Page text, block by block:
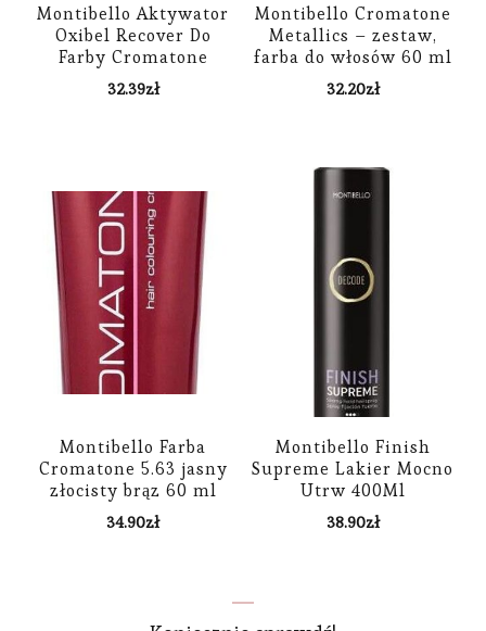
Montibello Aktywator
Oxibel Recover Do
Farby Cromatone
Recover 1 L
32.39zł
Montibello Cromatone
Metallics – zestaw,
farba do włosów 60 ml
+ oksydant 60 ml 40
VOL – 12% 8,32 M ,
32.20zł
Montibello Farba
Cromatone 5.63 jasny
złocisty brąz 60 ml
34.90zł
Montibello Finish
Supreme Lakier Mocno
Utrw 400Ml
38.90zł